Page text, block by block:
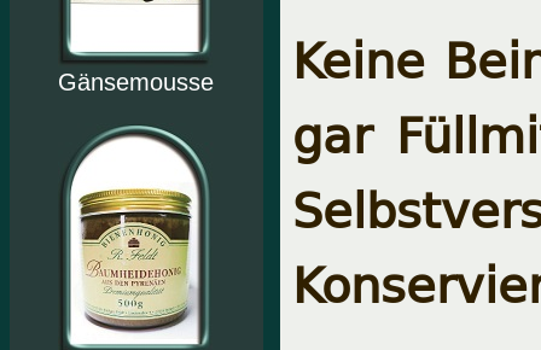
Gänsemousse
Keine
gar